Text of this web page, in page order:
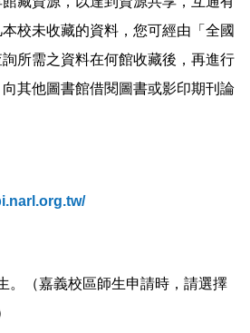
校未收藏的資料，您可經由「全國
所需之資料在何館收藏後，再進行
其他圖書館借閱圖書或影印期刊論
。（嘉義校區師生申請時，請選擇